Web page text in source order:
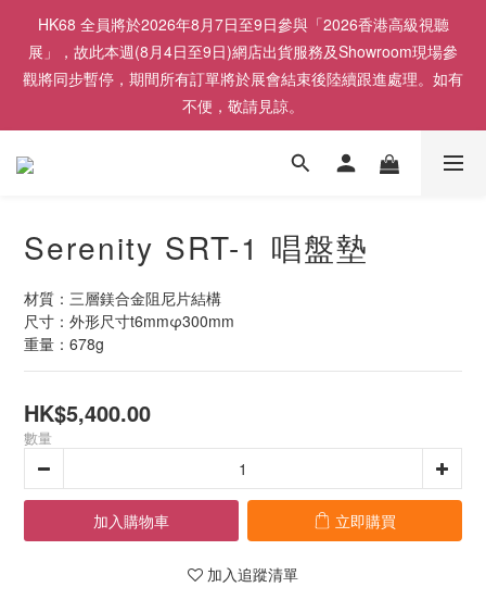
HK68 全員將於2026年8月7日至9日參與「2026香港高級視聽
展」，故此本週(8月4日至9日)網店出貨服務及Showroom現場參
觀將同步暫停，期間所有訂單將於展會結束後陸續跟進處理。如有
不便，敬請見諒。
Serenity SRT-1 唱盤墊
材質：三層鎂合金阻尼片結構
尺寸：外形尺寸t6mmφ300mm
重量：678g
HK$5,400.00
數量
加入購物車 立即購買
加入追蹤清單